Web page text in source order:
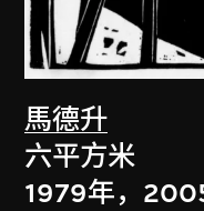
馬德升
六平方米
1979年，